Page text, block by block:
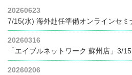
20260623
7/15(水) 海外赴任準備オンラインセミ
20260316
「エイブルネットワーク 蘇州店」3/
20260206